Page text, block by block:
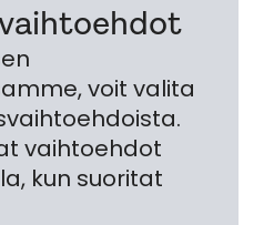
voit valita
vaihtoehdot
kun suoritat